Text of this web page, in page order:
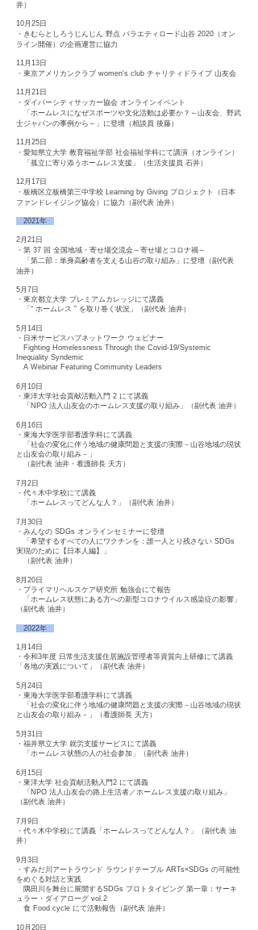
井）
10月25日
・きむらとしろうじんじん 野点 バラエティロード山谷 2020（オン
ライン開催）の企画運営に協力
11月13日
・東京アメリカンクラブ women's club チャリティドライブ 山友会
11月21日
・ダイバーシティサッカー協会 オンラインイベント
「ホームレスになぜスポーツや文化活動は必要か？～山友会、野武
士ジャパンの事例から～」に登壇（相談員 後藤）
11月25日
・愛知県立大学 教育福祉学部 社会福祉学科にて講演（オンライン）
「孤立に寄り添うホームレス支援」（生活支援員 石井）
12月17日
・板橋区立板橋第三中学校 Learning by Giving プロジェクト（日本
ファンドレイジング協会）に協力（副代表 油井）
2021年
2月21日
・第 37 回 全国地域・寄せ場交流会～寄せ場とコロナ禍～
「第二部：単身高齢者を支える山谷の取り組み」に登壇（副代表
油井）
5月7日
・東京都立大学 プレミアムカレッジにて講義
「“ ホームレス ” を取り巻く状況」（副代表 油井）
5月14日
・日米サービスハブネットワーク ウェビナー
Fighting Homelessness Through the Covid-19/Systemic
Inequality Syndemic
A Webinar Featuring Community Leaders
6月10日
・東洋大学社会貢献活動入門 2 にて講義
「NPO 法人山友会のホームレス支援の取り組み」（副代表 油井）
6月16日
・東海大学医学部看護学科にて講義
「社会の変化に伴う地域の健康問題と支援の実際－山谷地域の現状
と山友会の取り組み－」
（副代表 油井・看護師長 天方）
7月2日
・代々木中学校にて講義
「ホームレスってどんな人？」（副代表 油井）
7月30日
・みんなの SDGs オンラインセミナーに登壇
「希望するすべての人にワクチンを：誰一人とり残さない SDGs
実現のために【日本人編】」
（副代表 油井）
8月20日
・プライマリヘルスケア研究所 勉強会にて報告
「ホームレス状態にある方への新型コロナウイルス感染症の影響」
（副代表 油井）
2022年
1月14日
・令和3年度 日常生活支援住居施設管理者等資質向上研修にて講義
「各地の実践について」（副代表 油井）
5月24日
・東海大学医学部看護学科にて講義
「社会の変化に伴う地域の健康問題と支援の実際－山谷地域の現状
と山友会の取り組み－」（看護師長 天方）
5月31日
・福井県立大学 就労支援サービスにて講義
「ホームレス状態の人の社会参加」（副代表 油井）
6月15日
・東洋大学 社会貢献活動入門2 にて講義
「NPO 法人山友会の路上生活者／ホームレス支援の取り組み」
（副代表 油井）
7月9日
・代々木中学校にて講義「ホームレスってどんな人？」（副代表 油
井）
9月3日
・すみだ川アートラウンド ラウンドテーブル ARTs×SDGs の可能性
をめぐる対話と実践
隅田川を舞台に展開するSDGs プロトタイピング 第一章：サーキ
ュラー・ダイアローグ vol.2
食 Food cycle にて活動報告（副代表 油井）
10月20日